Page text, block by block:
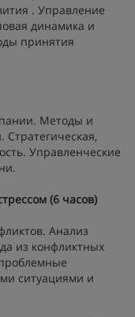
. Управление
динамика и
принятия
Методы и
Управленческие
(6 часов)
Анализ
из конфликтных
ситуациями и